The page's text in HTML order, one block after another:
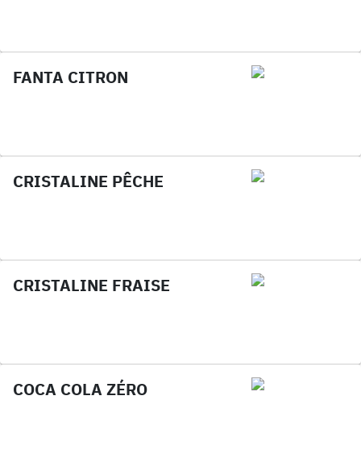
FANTA CITRON
CRISTALINE PÊCHE
CRISTALINE FRAISE
COCA COLA ZÉRO